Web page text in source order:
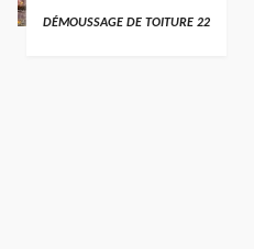
DÉMOUSSAGE DE TOITURE 22